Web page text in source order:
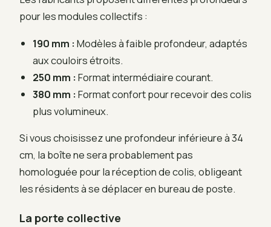
pour les modules collectifs :
190 mm : Modèles à faible profondeur, adaptés
aux couloirs étroits.
250 mm : Format intermédiaire courant.
380 mm : Format confort pour recevoir des colis
plus volumineux.
Si vous choisissez une profondeur inférieure à 34
cm, la boîte ne sera probablement pas
homologuée pour la réception de colis, obligeant
les résidents à se déplacer en bureau de poste.
La porte collective